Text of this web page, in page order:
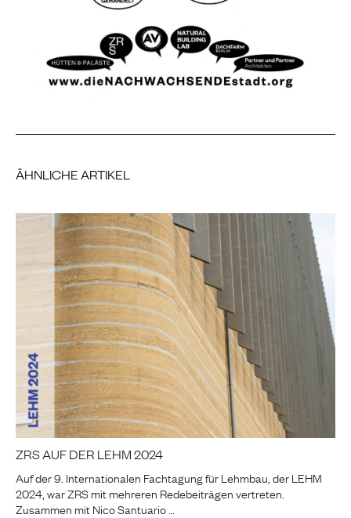
ÄHNLICHE ARTIKEL
ZRS AUF DER LEHM 2024
Auf der 9. Internationalen Fachtagung für Lehmbau, der LEHM
2024, war ZRS mit mehreren Redebeiträgen vertreten.
Zusammen mit Nico Santuario …